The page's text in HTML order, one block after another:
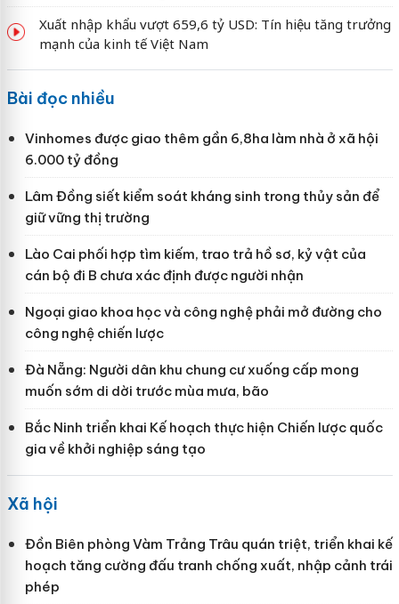
Xuất nhập khẩu vượt 659,6 tỷ USD: Tín hiệu tăng trưởng
mạnh của kinh tế Việt Nam
Bài đọc nhiều
Vinhomes được giao thêm gần 6,8ha làm nhà ở xã hội
6.000 tỷ đồng
Lâm Đồng siết kiểm soát kháng sinh trong thủy sản để
giữ vững thị trường
Lào Cai phối hợp tìm kiếm, trao trả hồ sơ, kỷ vật của
cán bộ đi B chưa xác định được người nhận
Ngoại giao khoa học và công nghệ phải mở đường cho
công nghệ chiến lược
Đà Nẵng: Người dân khu chung cư xuống cấp mong
muốn sớm di dời trước mùa mưa, bão
Bắc Ninh triển khai Kế hoạch thực hiện Chiến lược quốc
gia về khởi nghiệp sáng tạo
Xã hội
Đồn Biên phòng Vàm Trảng Trâu quán triệt, triển khai kế
hoạch tăng cường đấu tranh chống xuất, nhập cảnh trái
phép